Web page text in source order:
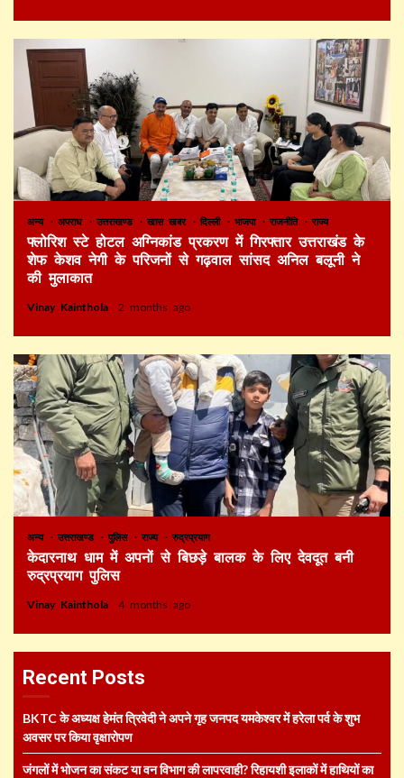
अन्य अपराध उत्तराखण्ड खास खबर दिल्ली भाजपा राजनीति राज्य
फ्लोरिश स्टे होटल अग्निकांड प्रकरण में गिरफ्तार उत्तराखंड के
शेफ केशव नेगी के परिजनों से गढ़वाल सांसद अनिल बलूनी ने
की मुलाकात
Vinay Kainthola 2 months ago
अन्य उत्तराखण्ड पुलिस राज्य रुद्रप्रयाग
केदारनाथ धाम में अपनों से बिछड़े बालक के लिए देवदूत बनी
रुद्रप्रयाग पुलिस
Vinay Kainthola 4 months ago
Recent Posts
BKTC के अध्यक्ष हेमंत त्रिवेदी ने अपने गृह जनपद यमकेश्वर में हरेला पर्व के शुभ
अवसर पर किया वृक्षारोपण
जंगलों में भोजन का संकट या वन विभाग की लापरवाही? रिहायशी इलाकों में हाथियों का